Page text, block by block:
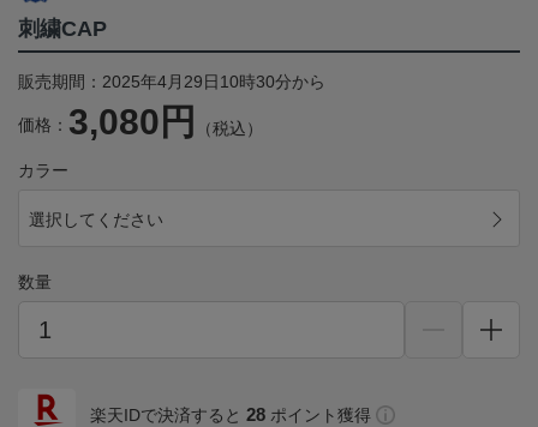
刺繍CAP
販売期間：2025年4月29日10時30分から
価格： 3,080円 （税込）
カラー
選択してください
数量
楽天IDで決済すると 28 ポイント獲得